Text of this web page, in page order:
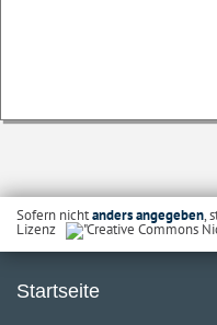
Sofern nichtanders angegeben,
Lizenz
Startseite